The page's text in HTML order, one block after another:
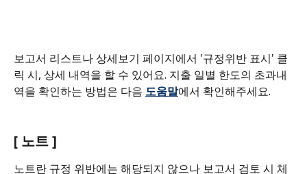
보고서 리스트나 상세보기 페이지에서 '규정위반 표시' 클
릭 시, 상세 내역을 할 수 있어요. 지출 일별 한도의 초과내
역을 확인하는 방법은 다음 도움말에서 확인해주세요.
[ 노트 ]
노트란 규정 위반에는 해당되지 않으나 보고서 검토 시 체